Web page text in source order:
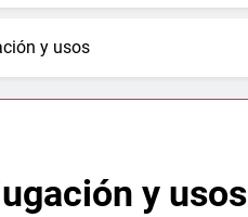
y usos
y usos